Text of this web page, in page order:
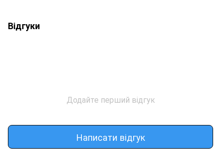
Відгуки
Додайте перший відгук
Написати відгук